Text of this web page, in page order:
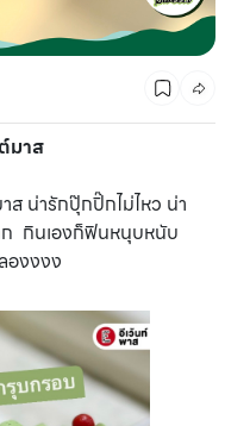
มาส
น่ารักปุ๊กปิ๊กไม่ไหว น่า
กินเองก็ฟินหนุบหนับ
องงงง